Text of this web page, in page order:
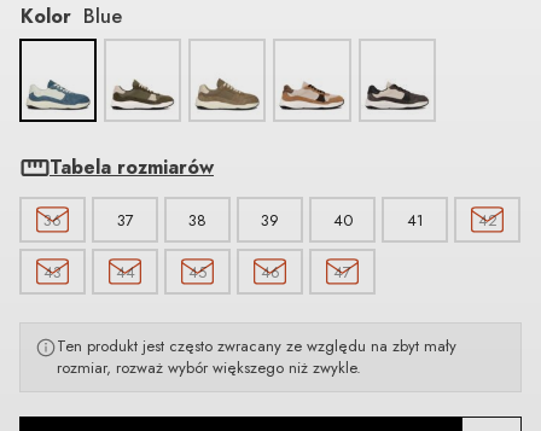
Kolor Blue
Tabela rozmiarów
36 37 38 39 40 41 42
43 44 45 46 47
Ten produkt jest często zwracany ze względu na zbyt mały
rozmiar, rozważ wybór większego niż zwykle.